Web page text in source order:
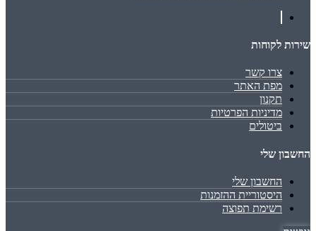
שירות לקוחות
צרו קשר
מפת האתר
תקנון
מדיניות הפרטיות
ביטולים
החשבון שלי
החשבון שלי
היסטוריית ההזמנות
רשימת תפוצה